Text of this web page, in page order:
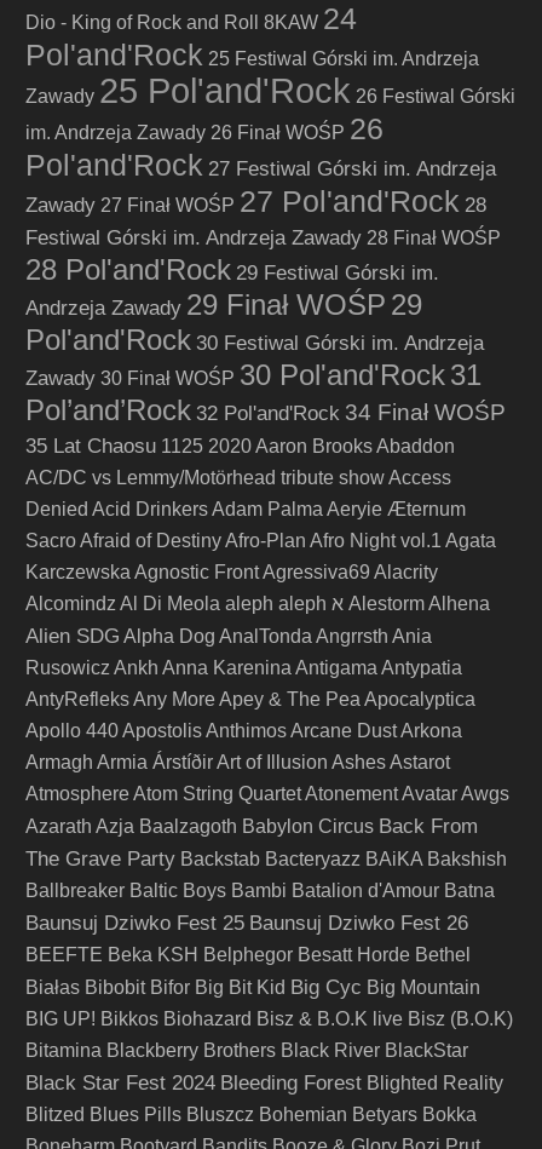
Dio - King of Rock and Roll
8KAW 24
Pol'and'Rock 25 Festiwal Górski im. Andrzeja
Zawady 25 Pol'and'Rock 26 Festiwal Górski
im. Andrzeja Zawady 26 Finał WOŚP 26
Pol'and'Rock 27 Festiwal Górski im. Andrzeja
Zawady 27 Finał WOŚP 27 Pol'and'Rock 28
Festiwal Górski im. Andrzeja Zawady 28 Finał WOŚP
28 Pol'and'Rock 29 Festiwal Górski im.
Andrzeja Zawady 29 Finał WOŚP 29
Pol'and'Rock 30 Festiwal Górski im. Andrzeja
Zawady 30 Finał WOŚP 30 Pol'and'Rock31
Pol’and’Rock 32 Pol'and'Rock 34 Finał WOŚP
35 Lat Chaosu 1125 2020Aaron BrooksAbaddon
AC/DC vs Lemmy/Motörhead tribute showAccess
Denied Acid DrinkersAdam Palma Aeryie Æternum
SacroAfraid of DestinyAfro-Plan Afro Night vol.1 Agata
Karczewska Agnostic FrontAgressiva69 Alacrity
Alcomindz Al Di Meola aleph aleph א AlestormAlhena
Alien SDG Alpha Dog AnalTonda Angrrsth Ania
Rusowicz Ankh Anna Karenina Antigama Antypatia
AntyRefleksAny MoreApey & The Pea Apocalyptica
Apollo 440Apostolis AnthimosArcane DustArkona
Armagh Armia ÁrstíðirArt of Illusion AshesAstarot
AtmosphereAtom String QuartetAtonementAvatarAwgs
Azarath Azja Baalzagoth Babylon Circus Back From
The Grave Party Backstab Bacteryazz BAiKA Bakshish
Ballbreaker Baltic Boys Bambi Batalion d'Amour Batna
Baunsuj Dziwko Fest 25 Baunsuj Dziwko Fest 26
BEEFTE Beka KSH Belphegor Besatt Horde Bethel
Białas Bibobit Bifor Big Bit Kid Big Cyc Big Mountain
BIG UP! Bikkos Biohazard Bisz & B.O.K live Bisz (B.O.K)
Bitamina Blackberry Brothers Black River BlackStar
Black Star Fest 2024 Bleeding Forest Blighted Reality
Blitzed Blues Pills Bluszcz Bohemian Betyars Bokka